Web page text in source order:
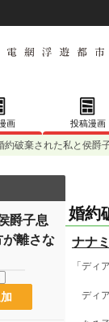
画 投稿漫画
約破棄された私と侯爵
婚約
ナナミ
「ディ
ディア
爵子息
が離さな